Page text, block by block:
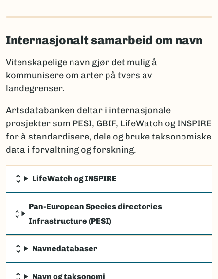
Internasjonalt samarbeid om navn
Vitenskapelige navn gjør det mulig å
kommunisere om arter på tvers av
landegrenser.
Artsdatabanken deltar i internasjonale
prosjekter som PESI, GBIF, LifeWatch og INSPIRE
for å standardisere, dele og bruke taksonomiske
data i forvaltning og forskning.
LifeWatch og INSPIRE
Pan-European Species directories
Infrastructure (PESI)
Navnedatabaser
Navn og taksonomi